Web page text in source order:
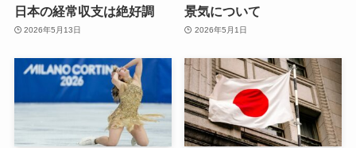
日本の経常収支は絶好調
2026年5月13日
景気について
2026年5月1日